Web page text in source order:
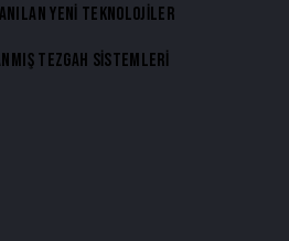
YENI TEKNOLOJILER
TEZGAH SISTEMLERI